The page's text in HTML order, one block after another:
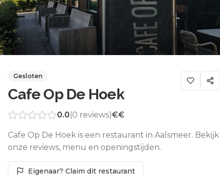
Gesloten
Cafe Op De Hoek
0.0(0 reviews)€€
Cafe Op De Hoek is een restaurant in Aalsmeer. Bekijk
onze reviews, menu en openingstijden.
Eigenaar? Claim dit restaurant